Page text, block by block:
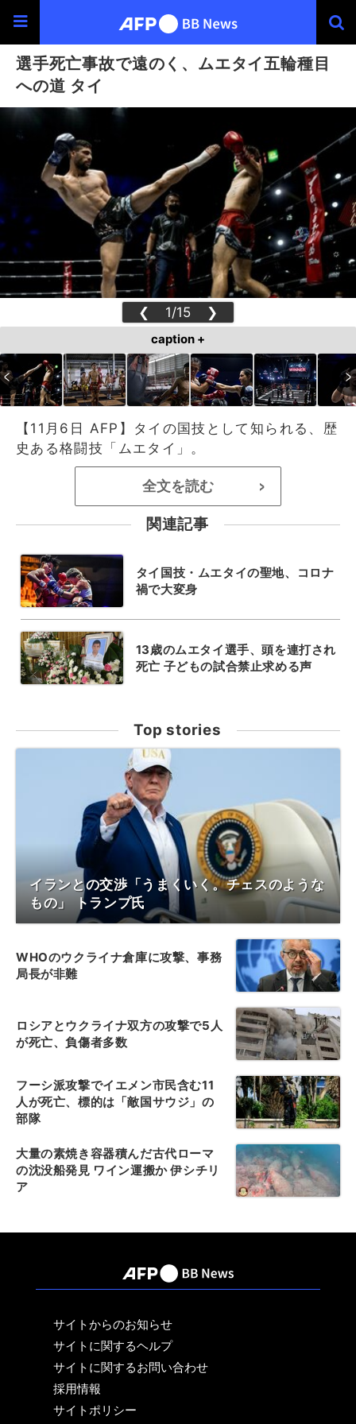
選手死亡事故で遠のく、ムエタイ五輪種目
への道 タイ
❮ 1/15 ❯
caption +
【11月6日 AFP】タイの国技として知られる、歴
史ある格闘技「ムエタイ」。
全文を読む >
関連記事
タイ国技・ムエタイの聖地、コロナ
禍で大変身
13歳のムエタイ選手、頭を連打され
死亡 子どもの試合禁止求める声
Top stories
イランとの交渉「うまくいく。チェスのような
もの」 トランプ氏
WHOのウクライナ倉庫に攻撃、事務
局長が非難
ロシアとウクライナ双方の攻撃で5人
が死亡、負傷者多数
フーシ派攻撃でイエメン市民含む11
人が死亡、標的は「敵国サウジ」の
部隊
大量の素焼き容器積んだ古代ローマ
の沈没船発見 ワイン運搬か 伊シチリ
ア
サイトからのお知らせ
サイトに関するヘルプ
サイトに関するお問い合わせ
採用情報
サイトポリシー